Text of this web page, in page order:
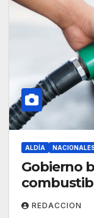
ALDÍA
Gobierno
REDACCION